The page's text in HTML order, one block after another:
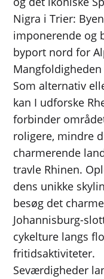
Nigra i Trier:
imponerende og
byport nord for
Som alternativ
kan I udforske
forbinder
roligere, mindre
charmerende
travle Rhinen.
dens unikke
besøg det
Johannisburg-
cykelture langs
fritidsaktiviteter.
Seværdigheder